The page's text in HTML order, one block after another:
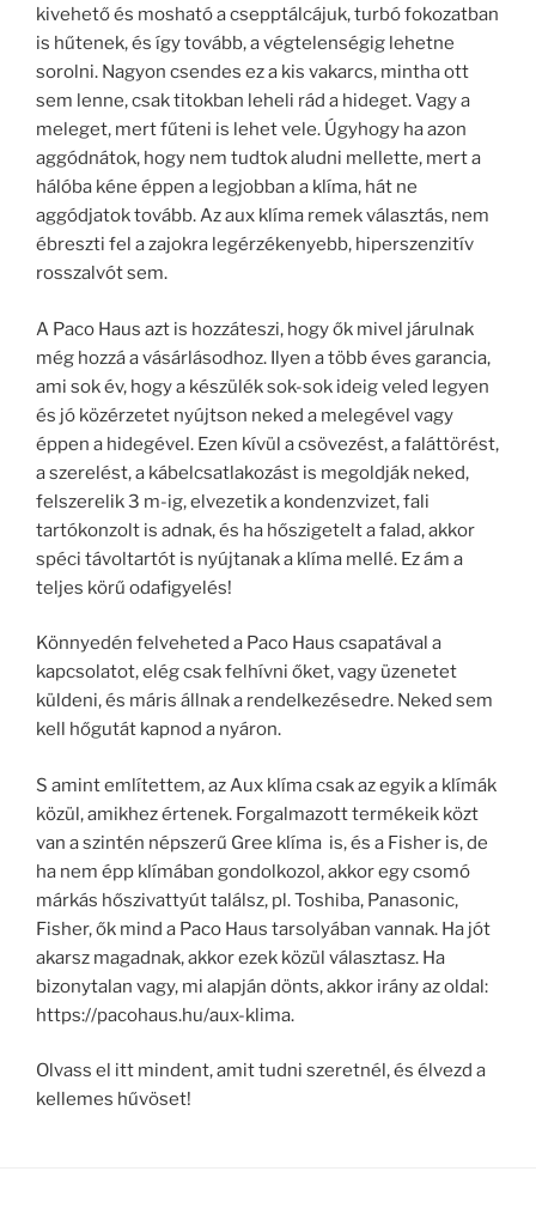
kivehető és mosható a csepptálcájuk, turbó fokozatban
is hűtenek, és így tovább, a végtelenségig lehetne
sorolni. Nagyon csendes ez a kis vakarcs, mintha ott
sem lenne, csak titokban leheli rád a hideget. Vagy a
meleget, mert fűteni is lehet vele. Úgyhogy ha azon
aggódnátok, hogy nem tudtok aludni mellette, mert a
hálóba kéne éppen a legjobban a klíma, hát ne
aggódjatok tovább. Az aux klíma remek választás, nem
ébreszti fel a zajokra legérzékenyebb, hiperszenzitív
rosszalvót sem.
A Paco Haus azt is hozzáteszi, hogy ők mivel járulnak
még hozzá a vásárlásodhoz. Ilyen a több éves garancia,
ami sok év, hogy a készülék sok-sok ideig veled legyen
és jó közérzetet nyújtson neked a melegével vagy
éppen a hidegével. Ezen kívül a csövezést, a faláttörést,
a szerelést, a kábelcsatlakozást is megoldják neked,
felszerelik 3 m-ig, elvezetik a kondenzvizet, fali
tartókonzolt is adnak, és ha hőszigetelt a falad, akkor
spéci távoltartót is nyújtanak a klíma mellé. Ez ám a
teljes körű odafigyelés!
Könnyedén felveheted a Paco Haus csapatával a
kapcsolatot, elég csak felhívni őket, vagy üzenetet
küldeni, és máris állnak a rendelkezésedre. Neked sem
kell hőgutát kapnod a nyáron.
S amint említettem, az Aux klíma csak az egyik a klímák
közül, amikhez értenek. Forgalmazott termékeik közt
van a szintén népszerű Gree klíma is, és a Fisher is, de
ha nem épp klímában gondolkozol, akkor egy csomó
márkás hőszivattyút találsz, pl. Toshiba, Panasonic,
Fisher, ők mind a Paco Haus tarsolyában vannak. Ha jót
akarsz magadnak, akkor ezek közül választasz. Ha
bizonytalan vagy, mi alapján dönts, akkor irány az oldal:
https://pacohaus.hu/aux-klima.
Olvass el itt mindent, amit tudni szeretnél, és élvezd a
kellemes hűvöset!